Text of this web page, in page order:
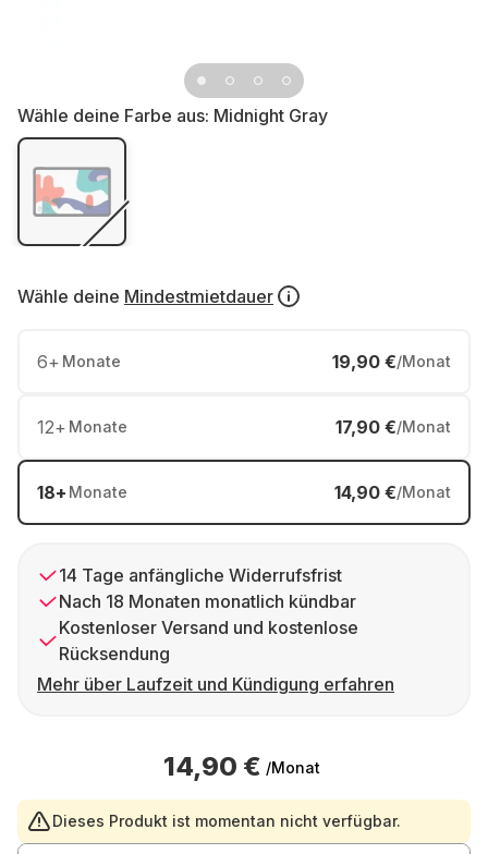
Wähle deine Farbe aus: Midnight Gray
Wähle deine Mindestmietdauer
6+ Monate 19,90 €/Monat
12+ Monate 17,90 €/Monat
18+ Monate 14,90 €/Monat
14 Tage anfängliche Widerrufsfrist
Nach 18 Monaten monatlich kündbar
Kostenloser Versand und kostenlose
Rücksendung
Mehr über Laufzeit und Kündigung erfahren
14,90 € /Monat
Dieses Produkt ist momentan nicht verfügbar.